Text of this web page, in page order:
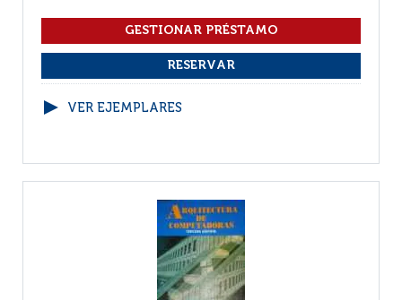
VER EJEMPLARES